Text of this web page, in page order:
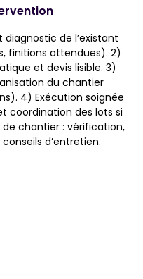
diagnostic de l’existant
finitions attendues). 2)
et devis lisible. 3)
du chantier
4) Exécution soignée
coordination des lots si
chantier : vérification,
d’entretien.